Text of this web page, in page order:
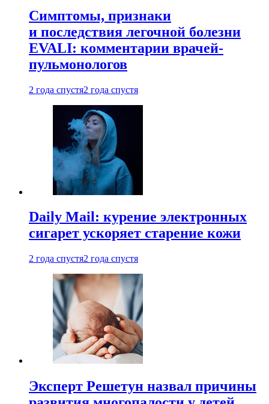
Симптомы, признаки
и последствия легочной болезни
EVALI: комментарии врачей-
пульмонологов
2 года спустя2 года спустя
Daily Mail: курение электронных
сигарет ускоряет старение кожи
2 года спустя2 года спустя
Эксперт Решетун назвал причины